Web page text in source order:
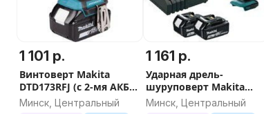
1 101 р.
Винтоверт Makita
DTD173RFJ (с 2-мя АКБ,
кейс)
Минск, Центральный
1 161 р.
Ударная дрель-
шуруповерт Makita
DHP482RFJ (с 2-мя АКБ,
Минск, Центральный